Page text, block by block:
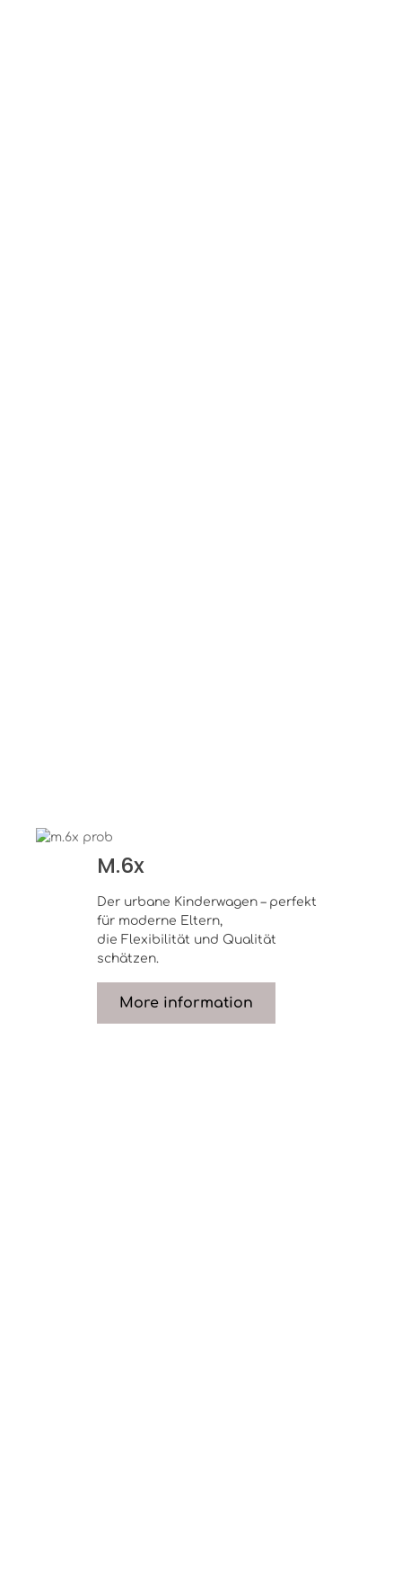
M.6xDer urbane Kinderwagen – perfekt für moderne
M.6x
Der urbane Kinderwagen – perfekt
für moderne Eltern,
die Flexibilität und Qualität
schätzen.
More information